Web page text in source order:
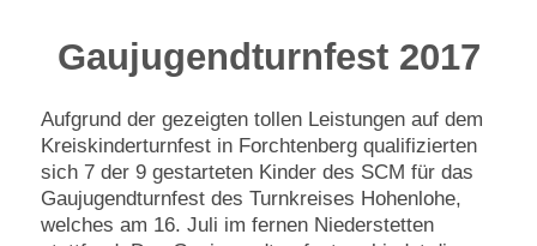
Gaujugendturnfest 2017
Aufgrund der gezeigten tollen Leistungen auf dem
Kreiskinderturnfest in Forchtenberg qualifizierten
sich 7 der 9 gestarteten Kinder des SCM für das
Gaujugendturnfest des Turnkreises Hohenlohe,
welches am 16. Juli im fernen Niederstetten